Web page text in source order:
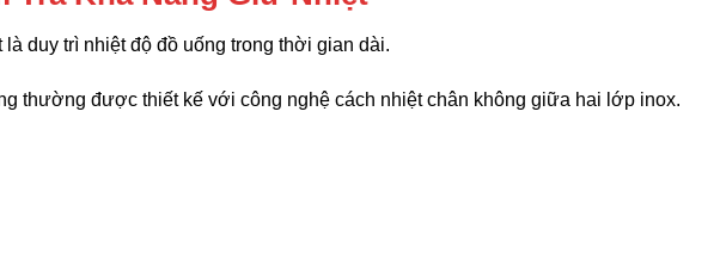
duy trì nhiệt độ đồ uống trong thời gian dài.
thường được thiết kế với công nghệ cách nhiệt chân không giữa hai lớp inox.